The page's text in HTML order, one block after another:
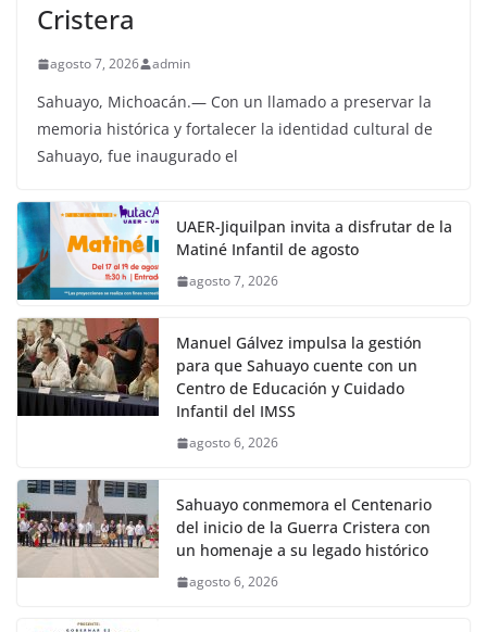
Cristera
agosto 7, 2026 admin
Sahuayo, Michoacán.— Con un llamado a preservar la
memoria histórica y fortalecer la identidad cultural de
Sahuayo, fue inaugurado el
UAER-Jiquilpan invita a disfrutar de la
Matiné Infantil de agosto
agosto 7, 2026
Manuel Gálvez impulsa la gestión
para que Sahuayo cuente con un
Centro de Educación y Cuidado
Infantil del IMSS
agosto 6, 2026
Sahuayo conmemora el Centenario
del inicio de la Guerra Cristera con
un homenaje a su legado histórico
agosto 6, 2026